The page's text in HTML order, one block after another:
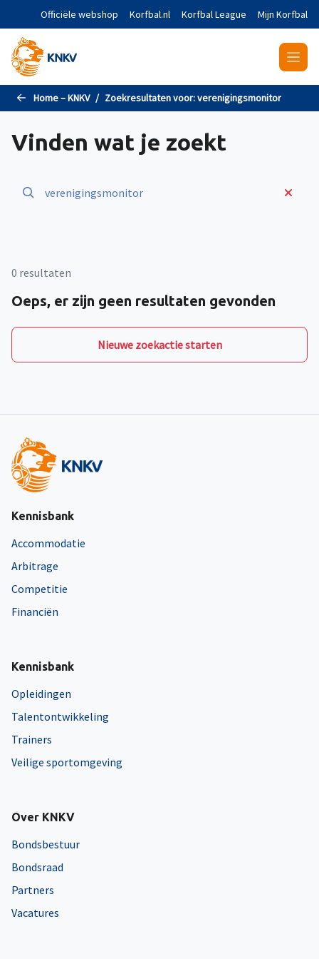
Naar de hoofdinhoud gaan
Officiële webshop Korfbal.nl Korfbal League Mijn Korfbal
Home – KNKV Zoekresultaten voor:verenigingsmonitor
Vinden wat je zoekt
0 resultaten
Oeps, er zijn geen resultaten gevonden
Nieuwe zoekactie starten
Kennisbank
Accommodatie
Arbitrage
Competitie
Financiën
Kennisbank
Opleidingen
Talentontwikkeling
Trainers
Veilige sportomgeving
Over KNKV
Bondsbestuur
Bondsraad
Partners
Vacatures